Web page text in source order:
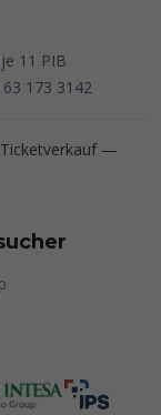
11 PIB
173 3142
—